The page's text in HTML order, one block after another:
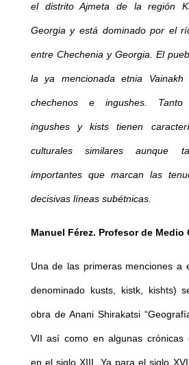
el distrito Ajmeta de la región
Georgia y está dominado por el
entre Chechenia y Georgia. El
la ya mencionada etnia
chechenos e ingushes. Tanto
ingushes y kists tienen
culturales similares aunque
importantes que marcan las
decisivas líneas subétnicas.
Manuel Férez. Profesor de Medio
Una de las primeras menciones a
denominado kusts, kistk, kishts)
obra de Anani Shirakatsi
VII así como en algunas crónicas
en el siglo XIII. Ya para el siglo